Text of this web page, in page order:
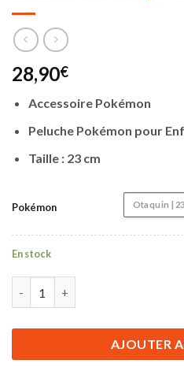
28,90€
Accessoire Pokémon
Peluche Pokémon pour
Taille : 23 cm
Pokémon Otaquin |
En stock
AJOUTER